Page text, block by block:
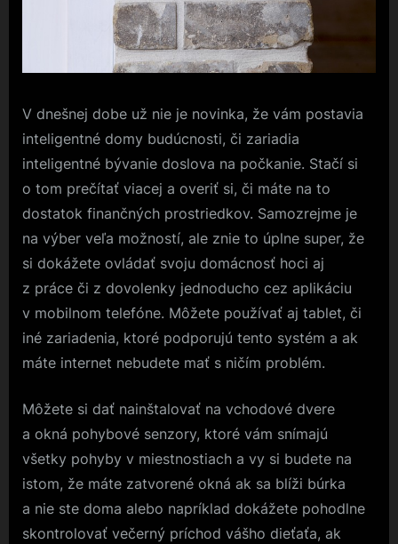
V dnešnej dobe už nie je novinka, že vám postavia
inteligentné domy budúcnosti, či zariadia
inteligentné bývanie doslova na počkanie. Stačí si
o tom prečítať viacej a overiť si, či máte na to
dostatok finančných prostriedkov. Samozrejme je
na výber veľa možností, ale znie to úplne super, že
si dokážete ovládať svoju domácnosť hoci aj
z práce či z dovolenky jednoducho cez aplikáciu
v mobilnom telefóne. Môžete používať aj tablet, či
iné zariadenia, ktoré podporujú tento systém a ak
máte internet nebudete mať s ničím problém.
Môžete si dať nainštalovať na vchodové dvere
a okná pohybové senzory, ktoré vám snímajú
všetky pohyby v miestnostiach a vy si budete na
istom, že máte zatvorené okná ak sa blíži búrka
a nie ste doma alebo napríklad dokážete pohodlne
skontrolovať večerný príchod vášho dieťaťa, ak